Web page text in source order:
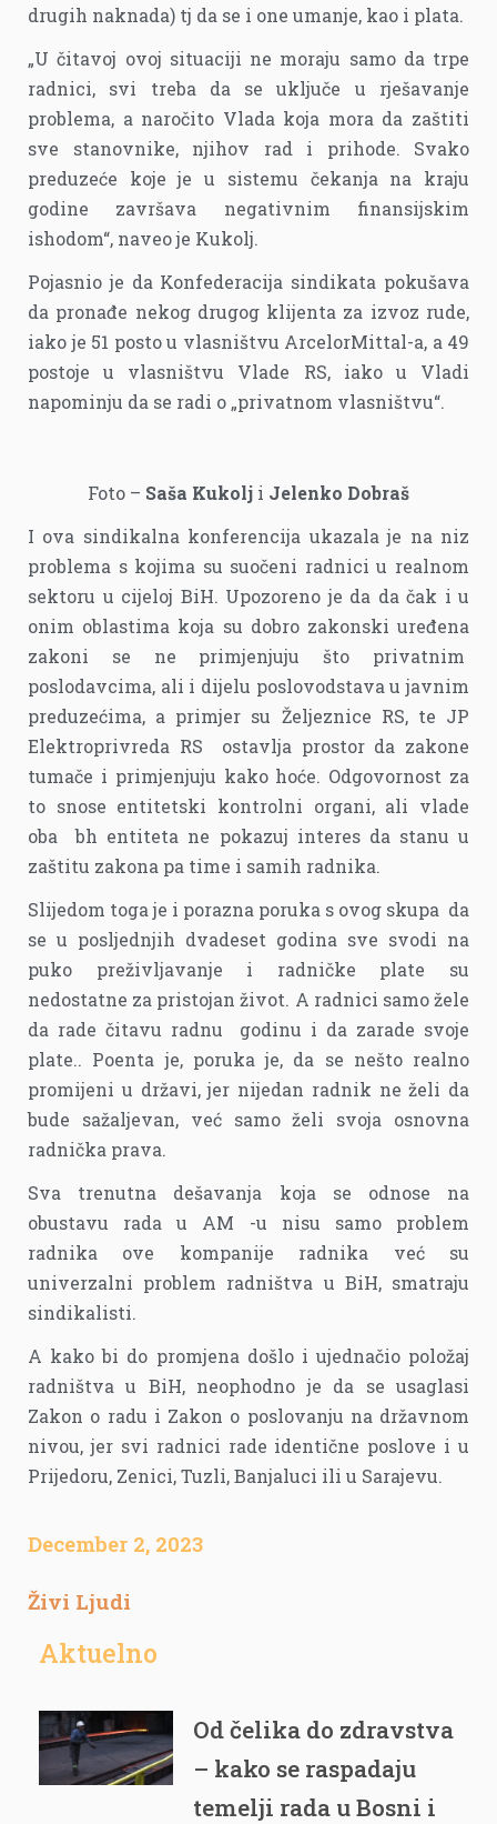
drugih naknada) tj da se i one umanje, kao i plata.
„U čitavoj ovoj situaciji ne moraju samo da trpe
radnici, svi treba da se uključe u rješavanje
problema, a naročito Vlada koja mora da zaštiti
sve stanovnike, njihov rad i prihode. Svako
preduzeće koje je u sistemu čekanja na kraju
godine završava negativnim finansijskim
ishodom“, naveo je Kukolj.
Pojasnio je da Konfederacija sindikata pokušava
da pronađe nekog drugog klijenta za izvoz rude,
iako je 51 posto u vlasništvu ArcelorMittal-a, a 49
postoje u vlasništvu Vlade RS, iako u Vladi
napominju da se radi o „privatnom vlasništvu“.
Foto – Saša Kukolj i Jelenko Dobraš
I ova sindikalna konferencija ukazala je na niz
problema s kojima su suočeni radnici u realnom
sektoru u cijeloj BiH. Upozoreno je da da čak i u
onim oblastima koja su dobro zakonski uređena
zakoni se ne primjenjuju što privatnim
poslodavcima, ali i dijelu poslovodstava u javnim
preduzećima, a primjer su Željeznice RS, te JP
Elektroprivreda RS ostavlja prostor da zakone
tumače i primjenjuju kako hoće. Odgovornost za
to snose entitetski kontrolni organi, ali vlade
oba bh entiteta ne pokazuj interes da stanu u
zaštitu zakona pa time i samih radnika.
Slijedom toga je i porazna poruka s ovog skupa da
se u posljednjih dvadeset godina sve svodi na
puko preživljavanje i radničke plate su
nedostatne za pristojan život. A radnici samo žele
da rade čitavu radnu godinu i da zarade svoje
plate.. Poenta je, poruka je, da se nešto realno
promijeni u državi, jer nijedan radnik ne želi da
bude sažaljevan, već samo želi svoja osnovna
radnička prava.
Sva trenutna dešavanja koja se odnose na
obustavu rada u AM -u nisu samo problem
radnika ove kompanije radnika već su
univerzalni problem radništva u BiH, smatraju
sindikalisti.
A kako bi do promjena došlo i ujednačio položaj
radništva u BiH, neophodno je da se usaglasi
Zakon o radu i Zakon o poslovanju na državnom
nivou, jer svi radnici rade identične poslove i u
Prijedoru, Zenici, Tuzli, Banjaluci ili u Sarajevu.
December 2, 2023
Živi Ljudi
Aktuelno
Od čelika do zdravstva
– kako se raspadaju
temelji rada u Bosni i